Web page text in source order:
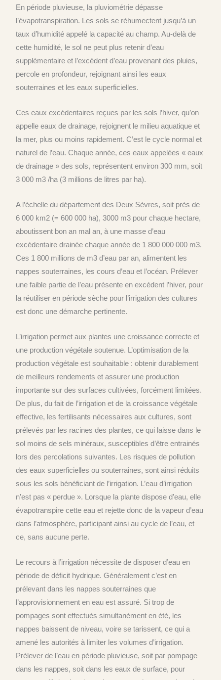
En période pluvieuse, la pluviométrie dépasse
l’évapotranspiration. Les sols se réhumectent jusqu’à un
taux d’humidité appelé la capacité au champ. Au-delà de
cette humidité, le sol ne peut plus retenir d’eau
supplémentaire et l’excédent d’eau provenant des pluies,
percole en profondeur, rejoignant ainsi les eaux
souterraines et les eaux superficielles.
Ces eaux excédentaires reçues par les sols l’hiver, qu’on
appelle eaux de drainage, rejoignent le milieu aquatique et
la mer, plus ou moins rapidement. C’est le cycle normal et
naturel de l’eau. Chaque année, ces eaux appelées « eaux
de drainage » des sols, représentent environ 300 mm, soit
3 000 m3 /ha (3 millions de litres par ha).
A l’échelle du département des Deux Sèvres, soit près de
6 000 km2 (= 600 000 ha), 3000 m3 pour chaque hectare,
aboutissent bon an mal an, à une masse d’eau
excédentaire drainée chaque année de 1 800 000 000 m3.
Ces 1 800 millions de m3 d’eau par an, alimentent les
nappes souterraines, les cours d’eau et l’océan. Prélever
une faible partie de l’eau présente en excédent l’hiver, pour
la réutiliser en période sèche pour l’irrigation des cultures
est donc une démarche pertinente.
L’irrigation permet aux plantes une croissance correcte et
une production végétale soutenue. L’optimisation de la
production végétale est souhaitable : obtenir durablement
de meilleurs rendements et assurer une production
importante sur des surfaces cultivées, forcément limitées.
De plus, du fait de l’irrigation et de la croissance végétale
effective, les fertilisants nécessaires aux cultures, sont
prélevés par les racines des plantes, ce qui laisse dans le
sol moins de sels minéraux, susceptibles d’être entrainés
lors des percolations suivantes. Les risques de pollution
des eaux superficielles ou souterraines, sont ainsi réduits
sous les sols bénéficiant de l’irrigation. L’eau d’irrigation
n’est pas « perdue ». Lorsque la plante dispose d’eau, elle
évapotranspire cette eau et rejette donc de la vapeur d’eau
dans l’atmosphère, participant ainsi au cycle de l’eau, et
ce, sans aucune perte.
Le recours à l’irrigation nécessite de disposer d’eau en
période de déficit hydrique. Généralement c’est en
prélevant dans les nappes souterraines que
l’approvisionnement en eau est assuré. Si trop de
pompages sont effectués simultanément en été, les
nappes baissent de niveau, voire se tarissent, ce qui a
amené les autorités à limiter les volumes d’irrigation.
Prélever de l’eau en période pluvieuse, soit par pompage
dans les nappes, soit dans les eaux de surface, pour